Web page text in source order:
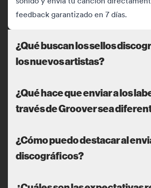
feedback garantizado en 7 días.
¿Qué buscan los sellos
los nuevos artistas?
¿Qué hace que enviar a los
través de Groover sea
¿Cómo puedo destacar al
discográficos?